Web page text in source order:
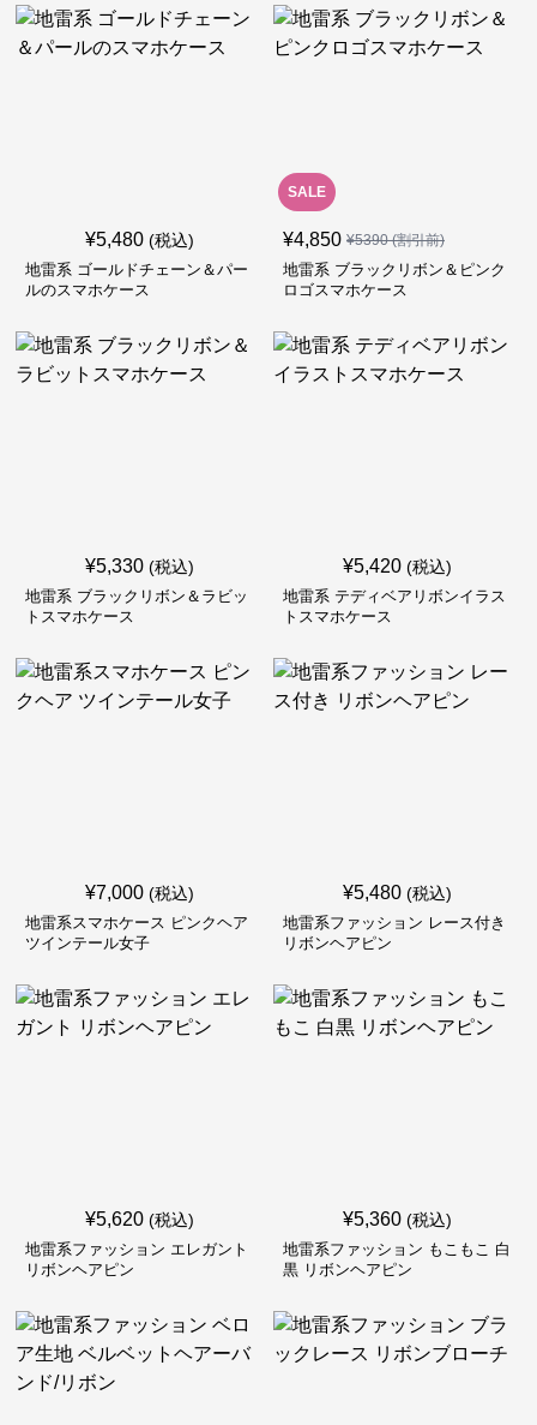
¥5,480 (税込)
地雷系 ゴールドチェーン＆パー
ルのスマホケース
SALE
¥4,850 ¥5390(割引前)
地雷系 ブラックリボン＆ピンク
ロゴスマホケース
¥5,330 (税込)
地雷系 ブラックリボン＆ラビッ
トスマホケース
¥5,420 (税込)
地雷系 テディベアリボンイラス
トスマホケース
¥7,000 (税込)
地雷系スマホケース ピンクヘア
ツインテール女子
¥5,480 (税込)
地雷系ファッション レース付き
リボンヘアピン
¥5,620 (税込)
地雷系ファッション エレガント
リボンヘアピン
¥5,360 (税込)
地雷系ファッション もこもこ 白
黒 リボンヘアピン